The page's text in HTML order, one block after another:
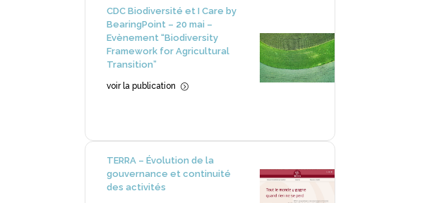
CDC Biodiversité et I Care by
BearingPoint – 20 mai –
Evènement “Biodiversity
Framework for Agricultural
Transition”
voir la publication =
TERRA – Évolution de la
gouvernance et continuité
des activités